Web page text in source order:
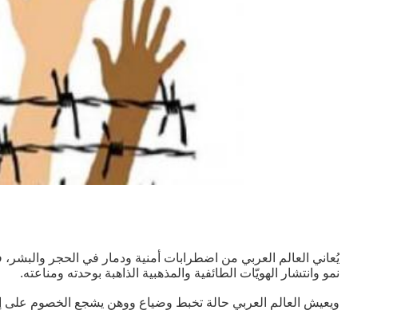
يُعاني العالم العربي من اضطرابات أمنية ودمار في الحجر
نمو وانتشار الهويّات الطائفية والمذهبية الذاهبة بوحدته ومناعته.
ويعيش العالم العربي حالة تخبط وضياع ووهن يشجع الخصوم على